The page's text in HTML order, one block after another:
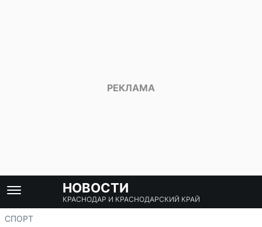
НОВОСТИ
КРАСНОДАР И КРАСНОДАРСКИЙ КРАЙ
СПОРТ